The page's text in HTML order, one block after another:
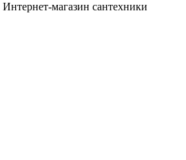
магазин сантехники